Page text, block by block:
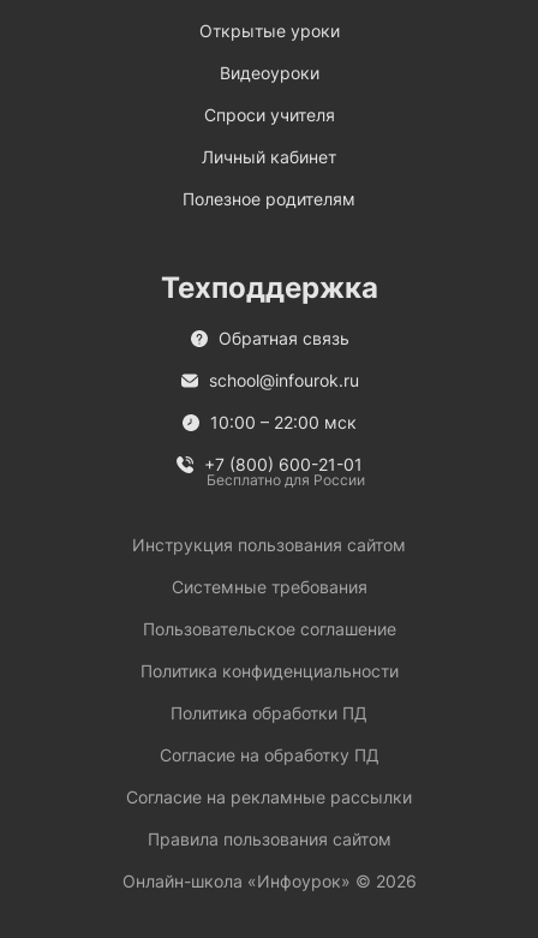
Открытые уроки
Видеоуроки
Спроси учителя
Личный кабинет
Полезное родителям
Техподдержка
Обратная связь
school@infourok.ru
10:00 – 22:00 мск
+7 (800) 600-21-01
Бесплатно для России
Инструкция пользования сайтом
Системные требования
Пользовательское соглашение
Политика конфиденциальности
Политика обработки ПД
Согласие на обработку ПД
Согласие на рекламные рассылки
Правила пользования сайтом
Онлайн-школа «Инфоурок» © 2026